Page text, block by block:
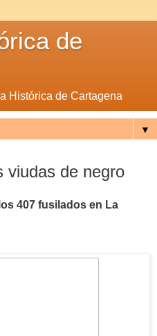
de
Histórica de Cartagena
▼
viudas de negro
407 fusilados en La